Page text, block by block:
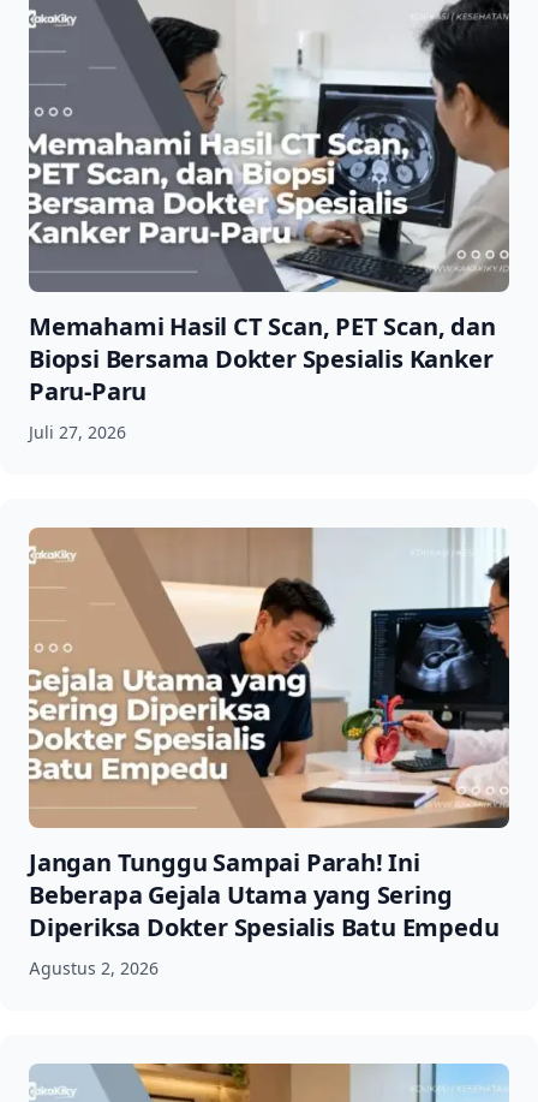
Memahami Hasil CT Scan, PET Scan, dan
Biopsi Bersama Dokter Spesialis Kanker
Paru-Paru
Juli 27, 2026
Jangan Tunggu Sampai Parah! Ini
Beberapa Gejala Utama yang Sering
Diperiksa Dokter Spesialis Batu Empedu
Agustus 2, 2026